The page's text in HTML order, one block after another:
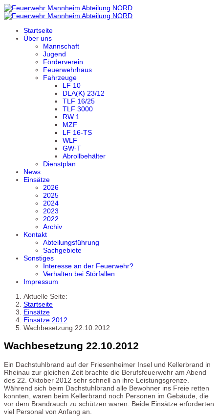
Startseite
Über uns
Mannschaft
Jugend
Förderverein
Feuerwehrhaus
Fahrzeuge
LF 10
DLA(K) 23/12
TLF 16/25
TLF 3000
RW 1
MZF
LF 16-TS
WLF
GW-T
Abrollbehälter
Dienstplan
News
Einsätze
2026
2025
2024
2023
2022
Archiv
Kontakt
Abteilungsführung
Sachgebiete
Sonstiges
Interesse an der Feuerwehr?
Verhalten bei Störfallen
Impressum
Aktuelle Seite:
Startseite
Einsätze
Einsätze 2012
Wachbesetzung 22.10.2012
Wachbesetzung 22.10.2012
Ein Dachstuhlbrand auf der Friesenheimer Insel und Kellerbrand in
Rheinau zur gleichen Zeit brachte die Berufsfeuerwehr am Abend
des 22. Oktober 2012 sehr schnell an ihre Leistungsgrenze.
Während sich beim Dachstuhlbrand alle Bewohner ins Freie retten
konnten, waren beim Kellerbrand noch Personen im Gebäude, die
vor dem Brandrauch zu schützen waren. Beide Einsätze erforderten
viel Personal von Anfang an.